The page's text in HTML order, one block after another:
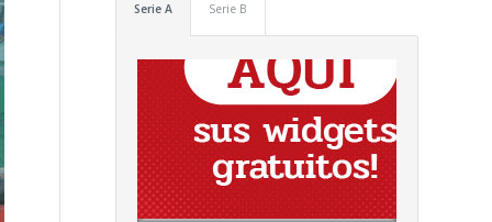
Serie A Serie B